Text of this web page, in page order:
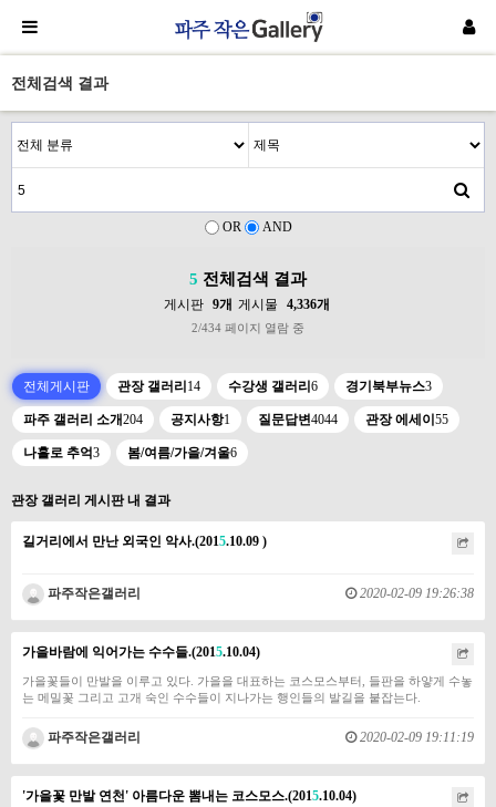
전체검색 결과
OR AND
5 전체검색 결과
게시판 9개 게시물 4,336개
2/434 페이지 열람 중
전체게시판 관장 갤러리14 수강생 갤러리6 경기북부뉴스3
파주 갤러리 소개204 공지사항1 질문답변4044 관장 에세이55
나홀로 추억3 봄/여름/가을/겨울6
관장 갤러리 게시판 내 결과
길거리에서 만난 외국인 악사.(2015.10.09 )
파주작은갤러리 2020-02-09 19:26:38
가을바람에 익어가는 수수들.(2015.10.04)
​​가을꽃들이 만발을 이루고 있다. 가을을 대표하는 코스모스부터, 들판을 하얗게 수놓
는 메밀꽃 그리고 고개 숙인 수수들이 지나가는 행인들의 발길을 붙잡는다.
파주작은갤러리 2020-02-09 19:11:19
'가을꽃 만발 연천' 아름다운 뽐내는 코스모스.(2015.10.04)